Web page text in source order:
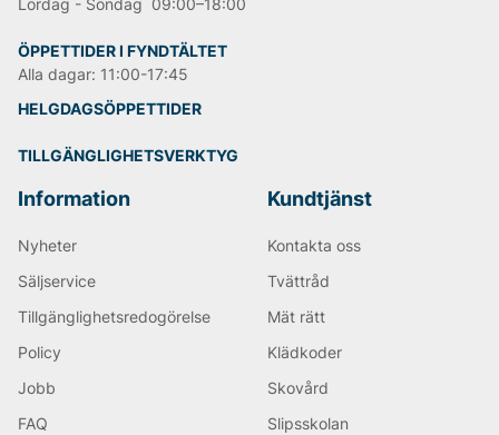
ÖPPETTIDER I FYNDTÄLTET
Alla dagar: 11:00-17:45
HELGDAGSÖPPETTIDER
TILLGÄNGLIGHETSVERKTYG
Information
Nyheter
Säljservice
Tillgänglighetsredogörelse
Policy
Jobb
FAQ
Kundtjänst
Kontakta oss
Tvättråd
Mät rätt
Klädkoder
Skovård
Slipsskolan